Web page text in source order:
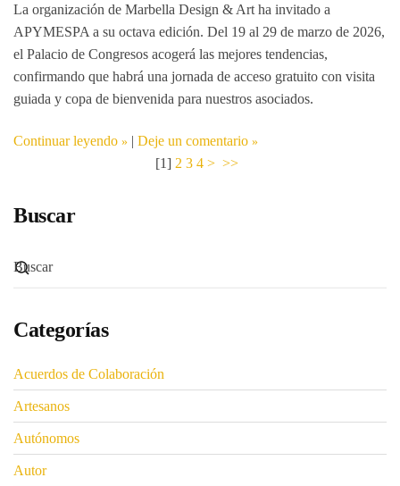
La organización de Marbella Design & Art ha invitado a
APYMESPA a su octava edición. Del 19 al 29 de marzo de 2026,
el Palacio de Congresos acogerá las mejores tendencias,
confirmando que habrá una jornada de acceso gratuito con visita
guiada y copa de bienvenida para nuestros asociados.
Continuar leyendo | Deje un comentario
[1] 2 3 4 > >>
Buscar
Categorías
Acuerdos de Colaboración
Artesanos
Autónomos
Autor